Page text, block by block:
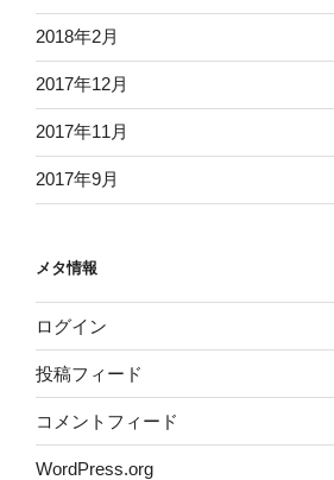
2018年2月
2017年12月
2017年11月
2017年9月
メタ情報
ログイン
投稿フィード
コメントフィード
WordPress.org